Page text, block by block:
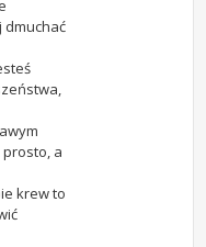
dmuchać
a
krew to